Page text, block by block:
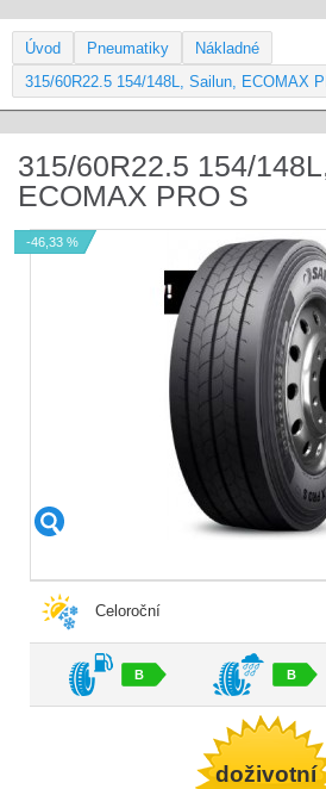
Úvod Pneumatiky
Nákladné
315/60R22.5 154/148L, Sailun, ECOMAX
315/60R22.5 154/
ECOMAX PRO S
-46,33 %
Celoroční
B B
doživotní